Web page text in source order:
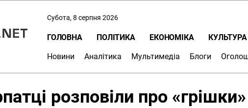
Субота, 8 серпня 2026
ГОЛОВНА ПОЛІТИКА ЕКОНОМІКА КУЛЬТУРА
Новини Аналітика Мультимедіа Блоги
розповіли про